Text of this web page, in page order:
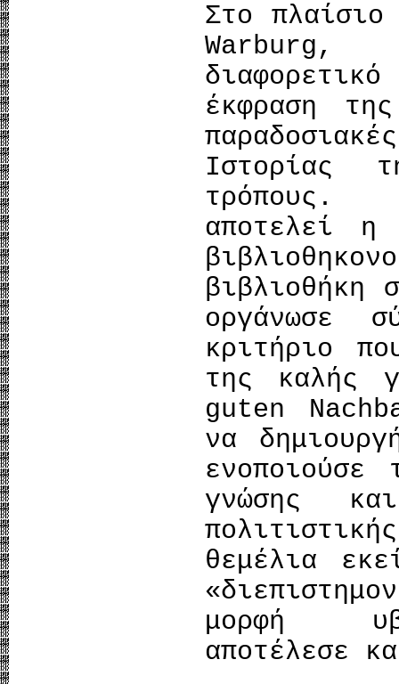
Στο
Warburg,
έκφραση
Ιστορίας
τρόπους.
αποτελεί η
βιβλιοθήκη
οργάνωσε
κριτήριο
της καλής
guten
να
ενοποιούσε
γνώσης
θεμέλια
μορφή
αποτέλεσε